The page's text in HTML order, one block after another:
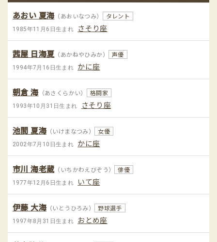
あおい 夏海（あおいなつみ） タレント
1985年11月6日生まれ さそり座
茜屋 日海夏 （あかねやひみか） 声優
1994年7月16日生まれ かに座
朝倉 海（あさくらかい） 格闘家
1993年10月31日生まれ さそり座
池間 夏海（いけまなつみ） 女優
2002年7月10日生まれ かに座
市川 海老蔵（いちかわえびぞう） 俳優
1977年12月6日生まれ いて座
伊藤 大海（いとうひろみ） 野球選手
1997年8月31日生まれ おとめ座